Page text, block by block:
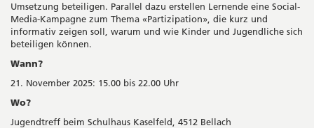
Umsetzung beteiligen. Parallel dazu erstellen Lernende eine Social-
Media-Kampagne zum Thema «Partizipation», die kurz und
informativ zeigen soll, warum und wie Kinder und Jugendliche sich
beteiligen können.
Wann?
21. November 2025: 15.00 bis 22.00 Uhr
Wo?
Jugendtreff beim Schulhaus Kaselfeld, 4512 Bellach